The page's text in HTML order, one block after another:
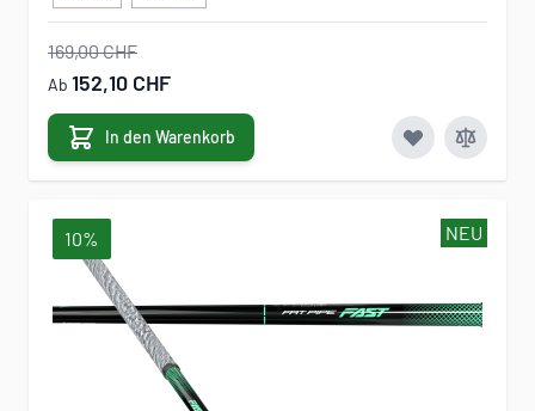
169,00 CHF
Ab 152,10 CHF
In den Warenkorb
NEU
10%